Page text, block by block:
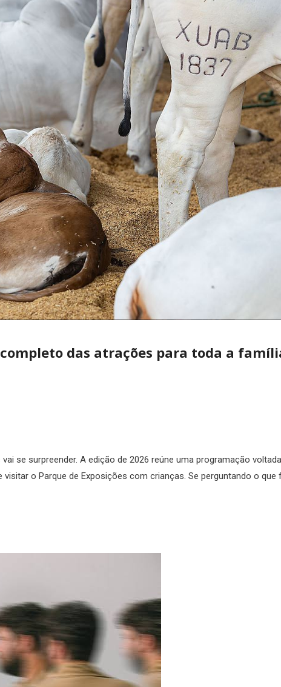
das atrações para toda a
se surpreender. A edição de 2026 reúne uma programação
o Parque de Exposições com crianças. Se perguntando o que